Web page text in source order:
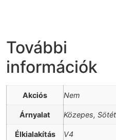
További
információk
Akciós Nem
Árnyalat Közepes, Sötét
Élkialakítás V4